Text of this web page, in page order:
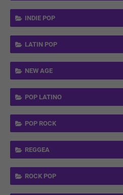
INDIE POP
LATIN POP
NEW AGE
POP LATINO
POP ROCK
REGGEA
ROCK POP